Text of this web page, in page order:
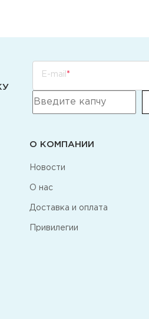
E-mail
О КОМПАНИИ
Новости
О нас
Доставка и оплата
Привилегии